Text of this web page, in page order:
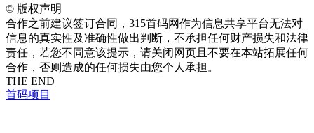
© 版权声明
合作之前建议签订合同，315首码网作为信息共享平台无法对
信息的真实性及准确性做出判断，不承担任何财产损失和法律
责任，若您不同意该提示，请关闭网页且不要在本站拓展任何
合作，否则造成的任何损失由您个人承担。
THE END
首码项目